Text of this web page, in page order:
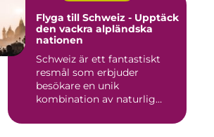
Flyga till Schweiz - Upptäck
den vackra alpländska
nationen
Schweiz är ett fantastiskt
resmål som erbjuder
besökare en unik
kombination av naturlig